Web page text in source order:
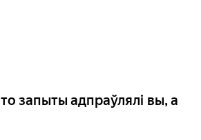
запыты адпраўлялі вы, а